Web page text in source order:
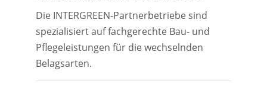
Die INTERGREEN-Partnerbetriebe sind
spezialisiert auf fachgerechte Bau- und
Pflegeleistungen für die wechselnden
Belagsarten.